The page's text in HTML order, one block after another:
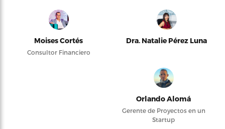
Moises Cortés
Consultor Financiero
Dra. Natalie Pérez Luna
Orlando Alomá
Gerente de Proyectos en un
Startup